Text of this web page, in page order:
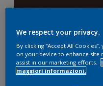
We respect your privacy.
By clicking “Accept All
on your device to enhance site
assist in our marketing efforts.
maggiori informazioni.